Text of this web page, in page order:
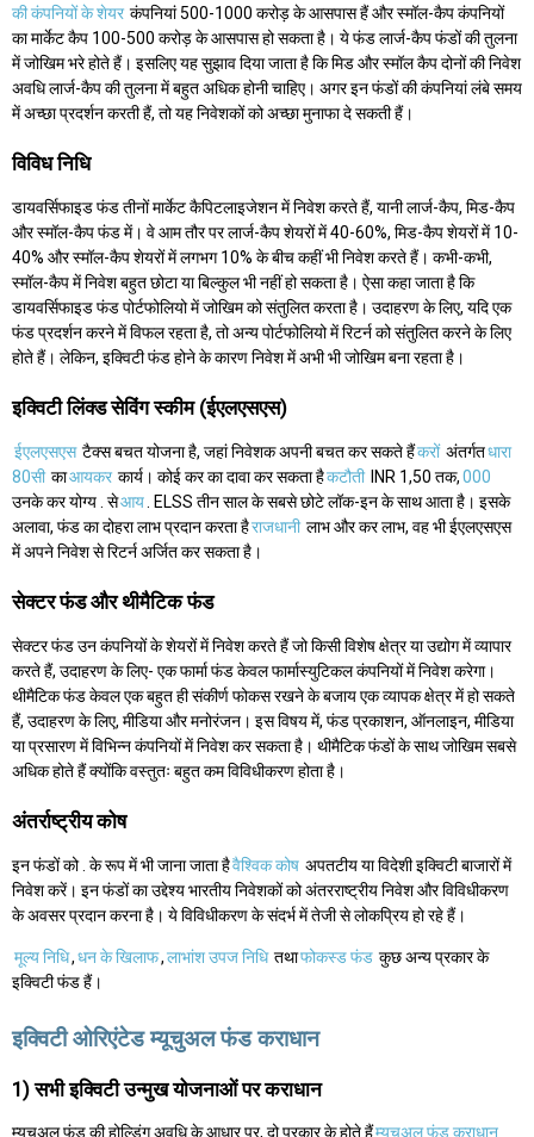
की कंपनियों के शेयर कंपनियां 500-1000 करोड़ के आसपास हैं और स्मॉल-कैप कंपनियों
का मार्केट कैप 100-500 करोड़ के आसपास हो सकता है। ये फंड लार्ज-कैप फंडों की तुलना
में जोखिम भरे होते हैं। इसलिए यह सुझाव दिया जाता है कि मिड और स्मॉल कैप दोनों की निवेश
अवधि लार्ज-कैप की तुलना में बहुत अधिक होनी चाहिए। अगर इन फंडों की कंपनियां लंबे समय
में अच्छा प्रदर्शन करती हैं, तो यह निवेशकों को अच्छा मुनाफा दे सकती हैं।
विविध निधि
डायवर्सिफाइड फंड तीनों मार्केट कैपिटलाइजेशन में निवेश करते हैं, यानी लार्ज-कैप, मिड-कैप
और स्मॉल-कैप फंड में। वे आम तौर पर लार्ज-कैप शेयरों में 40-60%, मिड-कैप शेयरों में 10-
40% और स्मॉल-कैप शेयरों में लगभग 10% के बीच कहीं भी निवेश करते हैं। कभी-कभी,
स्मॉल-कैप में निवेश बहुत छोटा या बिल्कुल भी नहीं हो सकता है। ऐसा कहा जाता है कि
डायवर्सिफाइड फंड पोर्टफोलियो में जोखिम को संतुलित करता है। उदाहरण के लिए, यदि एक
फंड प्रदर्शन करने में विफल रहता है, तो अन्य पोर्टफोलियो में रिटर्न को संतुलित करने के लिए
होते हैं। लेकिन, इक्विटी फंड होने के कारण निवेश में अभी भी जोखिम बना रहता है।
इक्विटी लिंक्ड सेविंग स्कीम (ईएलएसएस)
ईएलएसएस टैक्स बचत योजना है, जहां निवेशक अपनी बचत कर सकते हैंकरों अंतर्गतधारा
80सी काआयकर कार्य। कोई कर का दावा कर सकता हैकटौती INR 1,50 तक,000
उनके कर योग्य . सेआय
. ELSS तीन साल के सबसे छोटे लॉक-इन के साथ आता है। इसके
अलावा, फंड का दोहरा लाभ प्रदान करता हैराजधानी लाभ और कर लाभ, वह भी ईएलएसएस
में अपने निवेश से रिटर्न अर्जित कर सकता है।
सेक्टर फंड और थीमैटिक फंड
सेक्टर फंड उन कंपनियों के शेयरों में निवेश करते हैं जो किसी विशेष क्षेत्र या उद्योग में व्यापार
करते हैं, उदाहरण के लिए- एक फार्मा फंड केवल फार्मास्युटिकल कंपनियों में निवेश करेगा।
थीमैटिक फंड केवल एक बहुत ही संकीर्ण फोकस रखने के बजाय एक व्यापक क्षेत्र में हो सकते
हैं, उदाहरण के लिए, मीडिया और मनोरंजन। इस विषय में, फंड प्रकाशन, ऑनलाइन, मीडिया
या प्रसारण में विभिन्न कंपनियों में निवेश कर सकता है। थीमैटिक फंडों के साथ जोखिम सबसे
अधिक होते हैं क्योंकि वस्तुतः बहुत कम विविधीकरण होता है।
अंतर्राष्ट्रीय कोष
इन फंडों को . के रूप में भी जाना जाता हैवैश्विक कोष अपतटीय या विदेशी इक्विटी बाजारों में
निवेश करें। इन फंडों का उद्देश्य भारतीय निवेशकों को अंतरराष्ट्रीय निवेश और विविधीकरण
के अवसर प्रदान करना है। ये विविधीकरण के संदर्भ में तेजी से लोकप्रिय हो रहे हैं।
मूल्य निधि,धन के खिलाफ,लाभांश उपज निधि तथाफोकस्ड फंड कुछ अन्य प्रकार के
इक्विटी फंड हैं।
इक्विटी ओरिएंटेड म्यूचुअल फंड कराधान
1) सभी इक्विटी उन्मुख योजनाओं पर कराधान
म्यूचुअल फंड की होल्डिंग अवधि के आधार पर, दो प्रकार के होते हैंम्यूचुअल फंड कराधान